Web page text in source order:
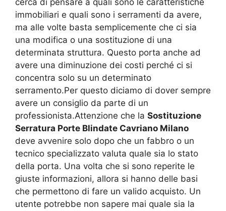
cerca di pensare a quali sono le caratteristiche
immobiliari e quali sono i serramenti da avere,
ma alle volte basta semplicemente che ci sia
una modifica o una sostituzione di una
determinata struttura. Questo porta anche ad
avere una diminuzione dei costi perché ci si
concentra solo su un determinato
serramento.Per questo diciamo di dover sempre
avere un consiglio da parte di un
professionista.Attenzione che la Sostituzione
Serratura Porte Blindate Cavriano Milano
deve avvenire solo dopo che un fabbro o un
tecnico specializzato valuta quale sia lo stato
della porta. Una volta che si sono reperite le
giuste informazioni, allora si hanno delle basi
che permettono di fare un valido acquisto. Un
utente potrebbe non sapere mai quale sia la